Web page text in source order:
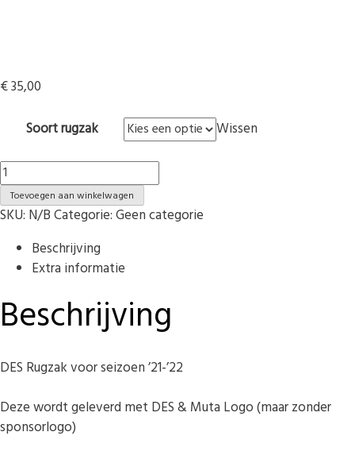
€35,00
Soort rugzak
Wissen
Rugzak
hoeveelheid
Toevoegen aan winkelwagen
SKU: N/BCategorie:Geen categorie
Beschrijving
Extra informatie
Beschrijving
DES Rugzak voor seizoen ’21-’22
Deze wordt geleverd met DES & Muta Logo (maar zonder
sponsorlogo)